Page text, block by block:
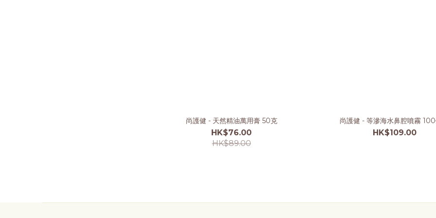
尚護健 - 天然精油萬用膏 50克
HK$76.00
HK$89.00
尚護健 - 等滲海水鼻腔噴霧
HK$109.00